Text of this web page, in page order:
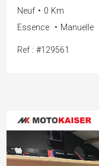
Neuf • 0 Km
Essence
• Manuelle
Ref : #129561